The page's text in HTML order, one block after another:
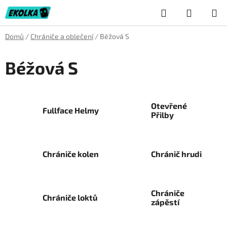
Přejít
na
obsah
Hledat
KOŠÍK
Domů / Chrániče a oblečení / Béžová S
Béžová S
Fullface Helmy
Otevřené
Přilby
Chrániče kolen Chránič hrudi
Chrániče loktů
Chrániče
zápěstí